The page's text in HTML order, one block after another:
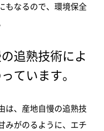
もなるので、環境保全
追熟技術によ
ています。
は、産地自慢の追熟技
みがのるように、エチ